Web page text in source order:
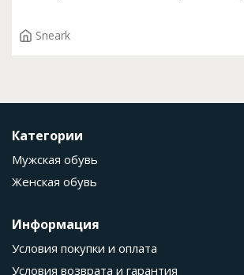
Sneark
Категории
Мужская обувь
Женская обувь
Информация
Условия покупки и оплата
Условия возврата и гарантия